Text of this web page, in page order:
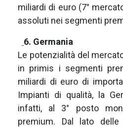
miliardi di euro (7°
assoluti nei segmenti
6. Germania
Le potenzialità del
in primis i segmenti
miliardi di euro di
Impianti di qualità, la
infatti, al 3° posto
premium. Dal lato